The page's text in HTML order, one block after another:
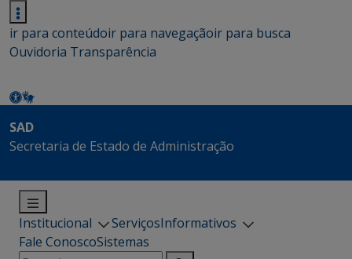
ir para conteúdoir para navegaçãoir para busca
Ouvidoria Transparência
SAD
Secretaria de Estado de Administração
Institucional ServiçosInformativos
Fale ConoscoSistemas